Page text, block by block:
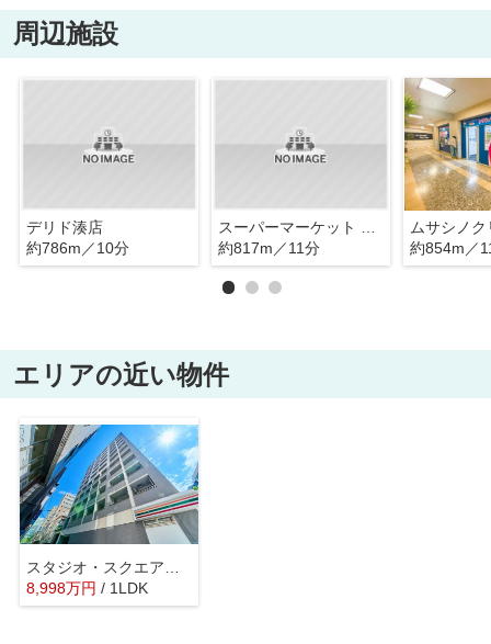
周辺施設
デリド湊店
約786m／10分
約817m／11分
約854m／
エリアの近い物件
8,998万円 / 1LDK